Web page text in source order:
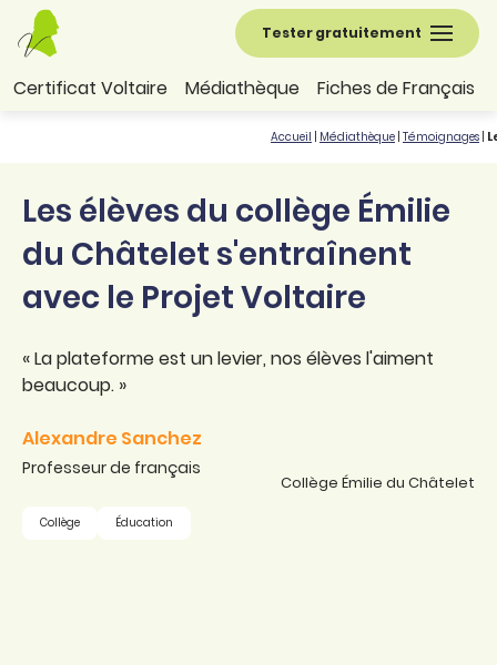
Tester gratuitement
Certificat Voltaire Médiathèque Fiches de Français
Accueil Médiathèque Témoignages
Les élèves du collège Émilie
du Châtelet s'entraînent
avec le Projet Voltaire
« La plateforme est un levier, nos élèves l'aiment
beaucoup. »
Alexandre Sanchez
Professeur de français
Collège Éducation
Collège Émilie du Châtelet